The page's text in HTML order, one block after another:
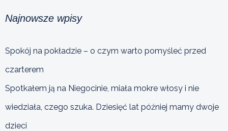
Najnowsze wpisy
Spokój na pokładzie – o czym warto pomyśleć przed
czarterem
Spotkałem ją na Niegocinie, miała mokre włosy i nie
wiedziała, czego szuka. Dziesięć lat później mamy dwoje
dzieci